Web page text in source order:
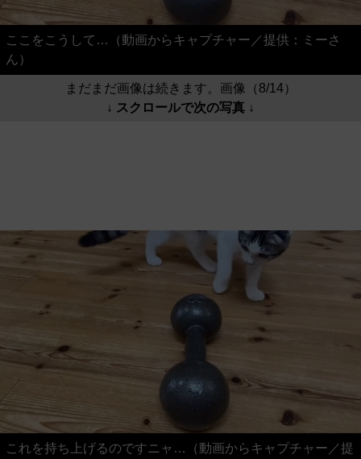
ここをこうして…（動画からキャプチャー／提供：ミーさ
ん）
まだまだ画像は続きます。画像（8/14）
↓ スクロールで次の写真 ↓
これを持ち上げるのですニャ…（動画からキャプチャー／提